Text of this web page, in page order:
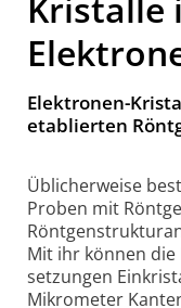
Kristalle
Elektronen-
etablierten
Üblicherweise
Proben mit
Mit ihr können
setzungen
Mikrometer